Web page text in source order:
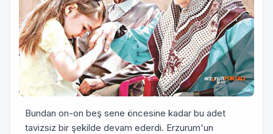
Bundan on-on beş sene öncesi­ne kadar bu adet
tavizsiz bir şekilde devam ederdi. Erzurum'un